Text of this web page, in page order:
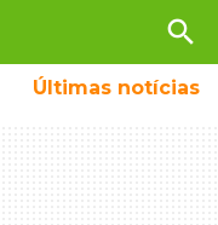
search
Últimas notícias